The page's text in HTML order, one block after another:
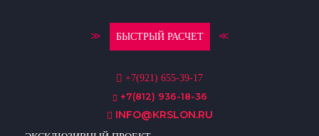
≫ БЫСТРЫЙ РАСЧЕТ ≪
+7(921) 655-39-17
+7(812) 936-18-36
INFO@KRSLON.RU